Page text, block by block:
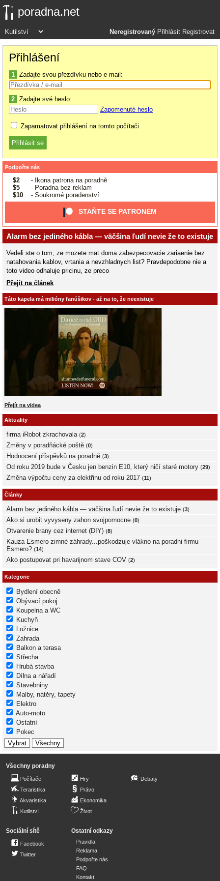
poradna.net
Neregistrovaný Přihlásit Registrovat
Přihlášení
1 Zadajte svou přezdívku nebo e-mail:
2 Zadajte své heslo:
Zapomenuté heslo
Zapamatovat přihlášení na tomto počítači
Podpořte nás
$2
- Ikona patrona na poradně
$5
- Poradna bez reklam
$10
- Soukromé poradenství
STAŇTE SE PATRONEM
Alarm bez jediného kábla — väčšina ľudí nevie že to existuje
Vedeli ste o tom, ze mozete mat doma zabezpecovacie zariaenie bez
natahovania kablov, vrtania a nevzhladnych list? Pravdepodobne nie a
toto video odhaluje pricinu, ze preco
Přejít na článek
Táto kapela má milióny fanúšikov - až na to, že neexistuje
Přejít na videa
Aktuality
firma iRobot zkrachovala (2)
Změny v poradňácké poště (0)
Hodnocení příspěvků na poradně (3)
Od roku 2019 bude v Česku jen benzin E10, který ničí staré motory (29)
Změna výpočtu ceny za elektřinu od roku 2017 (11)
Články
Alarm bez jediného kábla — väčšina ľudí nevie že to existuje (3)
Ako si urobit vyvyseny zahon svojpomocne (0)
Otvarenie brany cez internet (DIY) (8)
Kauza Esmero zimné záhrady...poškodzuje vlákno na poradni firmu
Esmero? (14)
Ako postupovat pri havarijnom stave COV (2)
Kategorie
Bydlení obecně
Obývací pokoj
Koupelna a WC
Kuchyň
Ložnice
Zahrada
Balkon a terasa
Střecha
Hrubá stavba
Dílna a nářadí
Stavebniny
Malby, nátěry, tapety
Elektro
Auto-moto
Ostatní
Pokec
Všechny poradny
Počítače
Teraristika
Akvaristika
Kutilství
Hry
Právo
Ekonomika
Život
Debaty
Sociální sítě
Facebook
Twitter
Ostatní odkazy
Pravidla
Reklama
Podpořte nás
FAQ
Kontakt